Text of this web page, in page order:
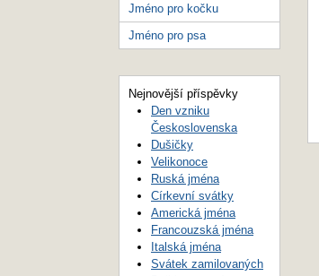
Jméno pro kočku
Jméno pro psa
Nejnovější příspěvky
Den vzniku
Československa
Dušičky
Velikonoce
Ruská jména
Církevní svátky
Americká jména
Francouzská jména
Italská jména
Svátek zamilovaných